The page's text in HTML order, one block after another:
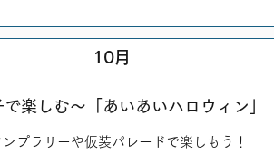
10月
で楽しむ～「あいあいハロウィン」
ンプラリーや仮装パレードで楽しもう！